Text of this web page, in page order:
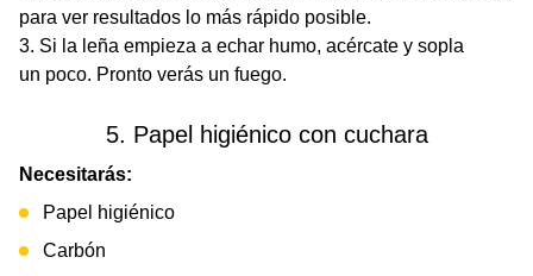
para ver resultados lo más rápido posible.
Si la leña empieza a echar humo, acércate y sopla
un poco. Pronto verás un fuego.
5. Papel higiénico con cuchara
Necesitarás:
Papel higiénico
Carbón